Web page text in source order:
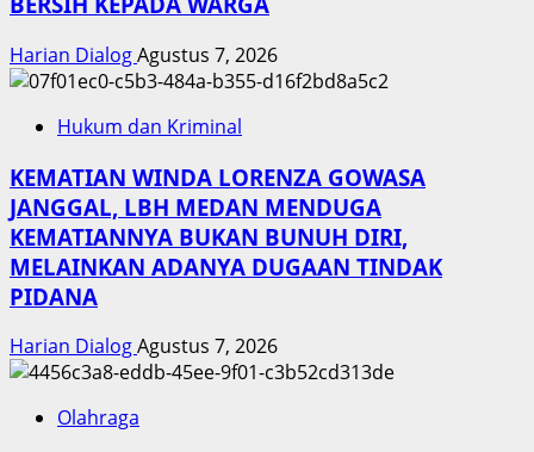
Harian DialogAgustus 7, 2026
Hukum dan Kriminal
KEMATIAN WINDA LORENZA GOWASA
JANGGAL, LBH MEDAN MENDUGA
KEMATIANNYA BUKAN BUNUH DIRI,
MELAINKAN ADANYA DUGAAN TINDAK
PIDANA
Harian DialogAgustus 7, 2026
Olahraga